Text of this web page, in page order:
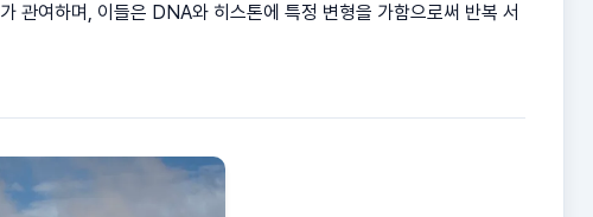
가 관여하며, 이들은 DNA와 히스톤에 특정 변형을 가함으로써 반복 서